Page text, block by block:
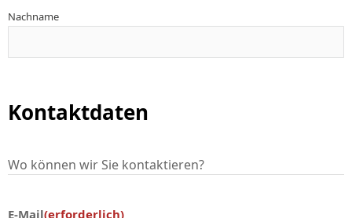
Nachname
Kontaktdaten
Wo können wir Sie kontaktieren?
E-Mail(erforderlich)